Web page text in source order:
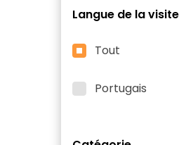
Langue de la visite
Tout
Portugais